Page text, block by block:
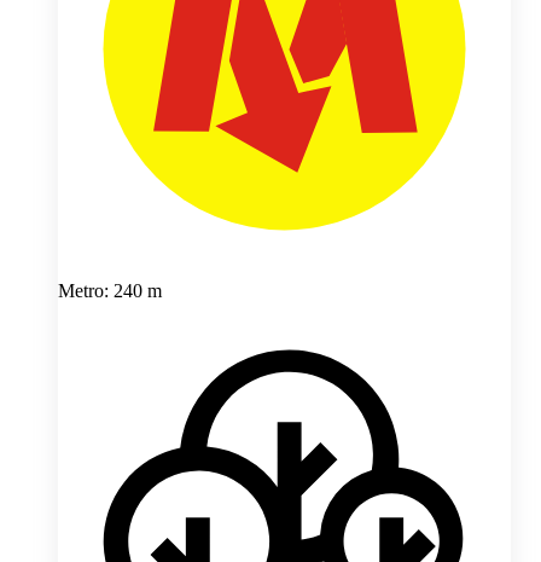
Metro: 240 m